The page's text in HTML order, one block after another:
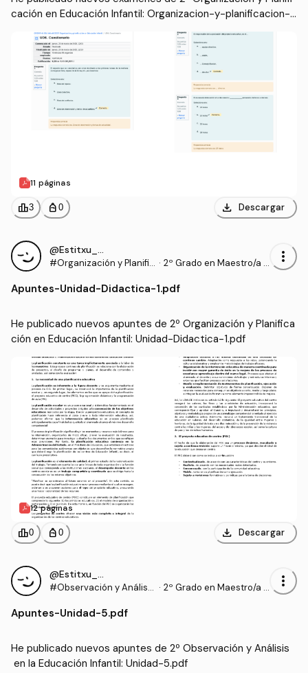
cación en Educación Infantil: Organizacion-y-planificacion-e
n-educacion-infantil-cuestionario-evaluable-sunidades-1-
11 páginas
leaderboard3 personal_bag 0 download Descargar
@Estitxu_98
#Organización y Planific
ntil
· 2º Grado en Maestro/a d
more_vert
Apuntes-Unidad-Didactica-1.pdf
He publicado nuevos apuntes de 2º Organización y Planifica
ción en Educación Infantil: Unidad-Didactica-1.pdf
12 páginas
leaderboard0 personal_bag 0 download Descargar
@Estitxu_98
#Observación y Análisis · 2º Grado en Maestro/a d
more_vert
Apuntes-Unidad-5.pdf
He publicado nuevos apuntes de 2º Observación y Análisis
en la Educación Infantil: Unidad-5.pdf